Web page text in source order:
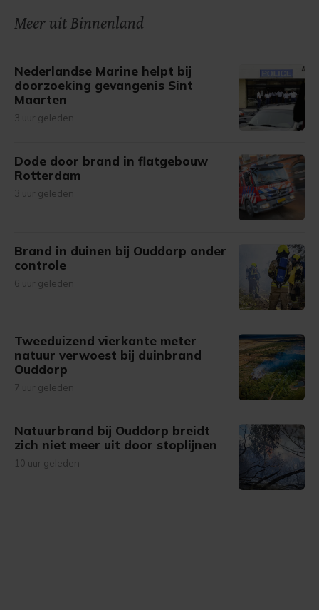
Meer uit Binnenland
Nederlandse Marine helpt bij
doorzoeking gevangenis Sint
Maarten
3 uur geleden
Dode door brand in flatgebouw
Rotterdam
3 uur geleden
Brand in duinen bij Ouddorp onder
controle
6 uur geleden
Tweeduizend vierkante meter
natuur verwoest bij duinbrand
Ouddorp
7 uur geleden
Natuurbrand bij Ouddorp breidt
zich niet meer uit door stoplijnen
10 uur geleden